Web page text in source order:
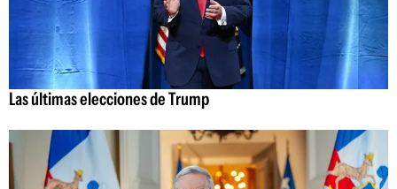
Las últimas elecciones de Trump